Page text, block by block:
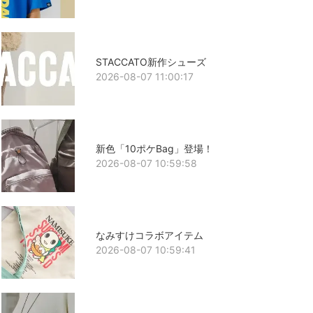
STACCATO新作シューズ
2026-08-07 11:00:17
新色「10ポケBag」登場！
2026-08-07 10:59:58
なみすけコラボアイテム
2026-08-07 10:59:41